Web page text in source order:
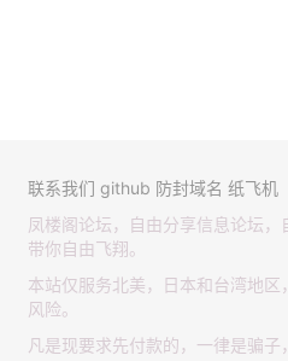
联系我们 github 防封域名 纸飞机
凤楼阁论坛，自由分享信息论坛
带你自由飞翔。
本站仅服务北美，日本和台湾地
风险。
凡是现要求先付款的，一律是骗子